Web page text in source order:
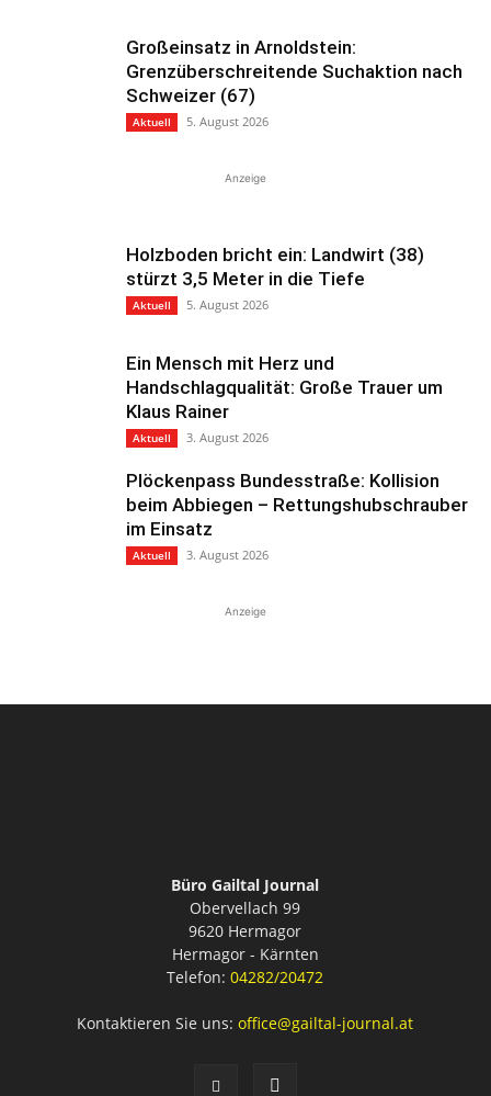
Großeinsatz in Arnoldstein:
Grenzüberschreitende Suchaktion nach
Schweizer (67)
Aktuell 5. August 2026
Anzeige
Holzboden bricht ein: Landwirt (38)
stürzt 3,5 Meter in die Tiefe
Aktuell 5. August 2026
Ein Mensch mit Herz und
Handschlagqualität: Große Trauer um
Klaus Rainer
Aktuell 3. August 2026
Plöckenpass Bundesstraße: Kollision
beim Abbiegen – Rettungshubschrauber
im Einsatz
Aktuell 3. August 2026
Anzeige
Büro Gailtal Journal
Obervellach 99
9620 Hermagor
Hermagor - Kärnten
Telefon:04282/20472
Kontaktieren Sie uns:office@gailtal-journal.at